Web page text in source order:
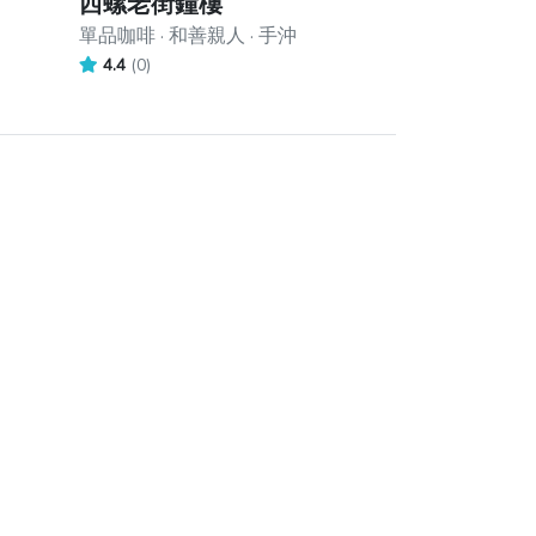
單品咖啡 · 和善親人 · 手沖
4.4 (0)